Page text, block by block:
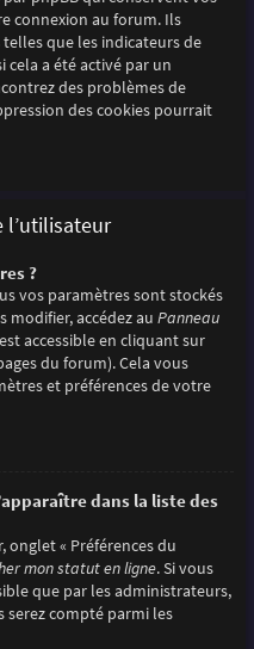
connexion au forum. Ils
que les indicateurs de
cela a été activé par un
des problèmes de
des cookies pourrait
l’utilisateur
?
vos paramètres sont stockés
modifier, accédez au Panneau
accessible en cliquant sur
du forum). Cela vous
et préférences de votre
dans la liste des
onglet « Préférences du
mon statut en ligne. Si vous
que par les administrateurs,
serez compté parmi les